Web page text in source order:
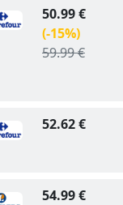
50.99 €
(-15%)
59.99 €
52.62 €
54.99 €